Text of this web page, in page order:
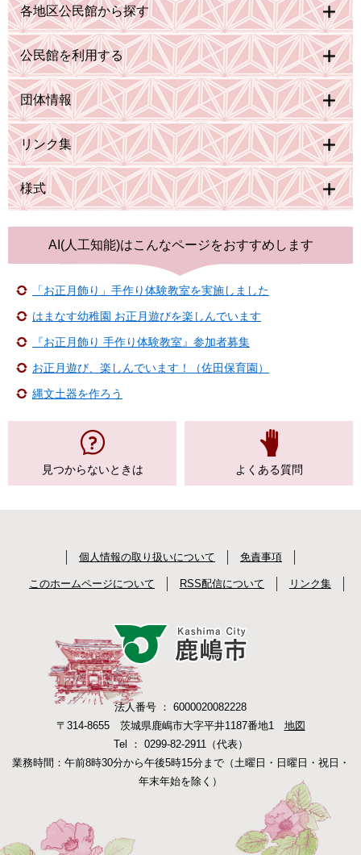
各地区公民館から探す
公民館を利用する
団体情報
リンク集
様式
AI(人工知能)はこんなページをおすすめします
「お正月飾り」手作り体験教室を実施しました
はまなす幼稚園 お正月遊びを楽しんでいます
『お正月飾り 手作り体験教室』参加者募集
お正月遊び、楽しんでいます！（佐田保育園）
縄文土器を作ろう
見つからないときは よくある質問
個人情報の取り扱いについて 免責事項
このホームページについて RSS配信について リンク集
法人番号 ： 6000020082228
〒314-8655 茨城県鹿嶋市大字平井1187番地1 地図
Tel ： 0299-82-2911（代表）
業務時間：午前8時30分から午後5時15分まで（土曜日・日曜日・祝日・
年末年始を除く）